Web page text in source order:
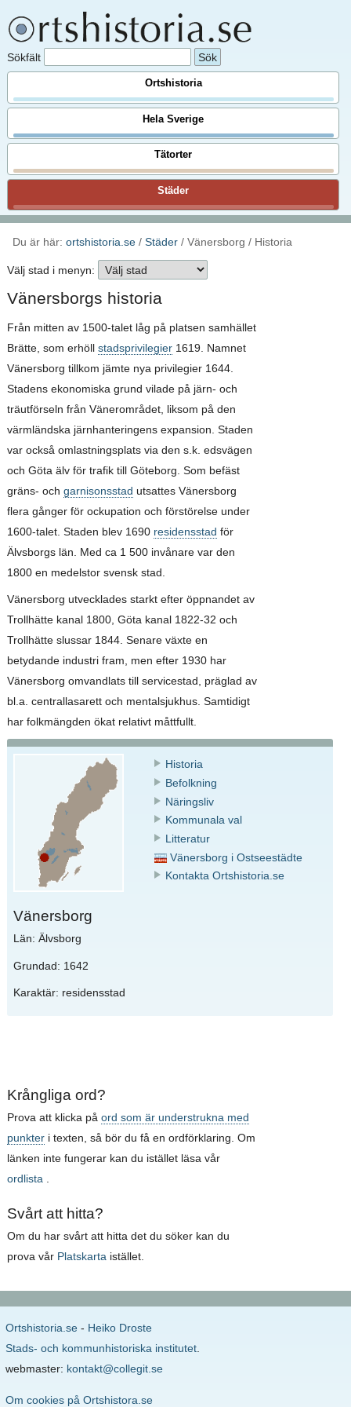
Sökfält
Ortshistoria
Hela Sverige
Tätorter
Städer
Du är här: ortshistoria.se/ Städer/ Vänersborg / Historia
Välj stad i menyn:
Vänersborgs historia
Från mitten av 1500-talet låg på platsen samhället
Brätte, som erhöll stadsprivilegier1619. Namnet
Vänersborg tillkom jämte nya privilegier 1644.
Stadens ekonomiska grund vilade på järn- och
träutförseln från Vänerområdet, liksom på den
värmländska järnhanteringens expansion. Staden
var också omlastningsplats via den s.k. edsvägen
och Göta älv för trafik till Göteborg. Som befäst
gräns- och garnisonsstad utsattes Vänersborg
flera gånger för ockupation och förstörelse under
1600-talet. Staden blev 1690 residensstad för
Älvsborgs län. Med ca 1 500 invånare var den
1800 en medelstor svensk stad.
Vänersborg utvecklades starkt efter öppnandet av
Trollhätte kanal 1800, Göta kanal 1822-32 och
Trollhätte slussar 1844. Senare växte en
betydande industri fram, men efter 1930 har
Vänersborg omvandlats till servicestad, präglad av
bl.a. centrallasarett och mentalsjukhus. Samtidigt
har folkmängden ökat relativt måttfullt.
Vänersborg
Län: Älvsborg
Grundad: 1642
Karaktär: residensstad
Historia
Befolkning
Näringsliv
Kommunala val
Litteratur
Vänersborg i Ostseestädte
Kontakta Ortshistoria.se
Krångliga ord?
Prova att klicka på ord som är understrukna med
punkteri texten, så bör du få en ordförklaring. Om
länken inte fungerar kan du istället läsa vår
ordlista.
Svårt att hitta?
Om du har svårt att hitta det du söker kan du
prova vår Platskarta istället.
Ortshistoria.se - Heiko Droste
Stads- och kommunhistoriska institutet.
webmaster: kontakt@collegit.se
Om cookies på Ortshistora.se